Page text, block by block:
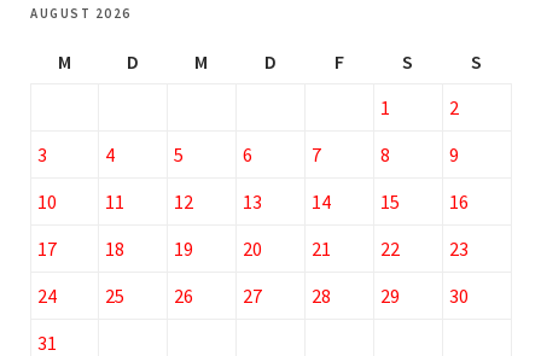
AUGUST 2026
M D M D F S
S
1
2
3
4 5 6 7 8
9
10
11 12 13 14 15
16
17
18 19 20 21 22
23
24
25 26 27 28 29
30
31